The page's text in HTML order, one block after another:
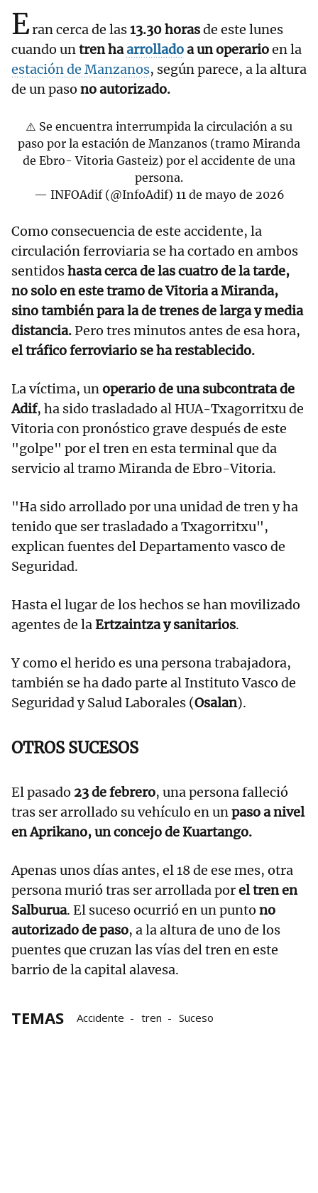
Eran cerca de las13.30 horasde este lunes
cuando untren haarrolladoa un operarioen la
estación de Manzanos, según parece, a la altura
de un paso no autorizado.
⚠️ Se encuentra interrumpida la circulación a su
paso por la estación de Manzanos (tramo Miranda
de Ebro- Vitoria Gasteiz) por el accidente de una
persona.
— INFOAdif (@InfoAdif) 11 de mayo de 2026
Como consecuencia de este accidente, la
circulación ferroviaria se ha cortado en ambos
sentidoshasta cerca de las cuatro de la tarde,
no solo en este tramo de Vitoria a Miranda,
sino también para la de trenes de larga y media
distancia.Pero tres minutos antes de esa hora,
el tráfico ferroviario se ha restablecido.
La víctima, unoperario de una subcontrata de
Adif, ha sido trasladado al HUA-Txagorritxu de
Vitoria con pronóstico grave después de este
"golpe" por el tren en esta terminal que da
servicio al tramo Miranda de Ebro-Vitoria.
"Ha sido arrollado por una unidad de tren y ha
tenido que ser trasladado a Txagorritxu",
explican fuentes del Departamento vasco de
Seguridad.
Hasta el lugar de los hechos se han movilizado
agentes de laErtzaintza y sanitarios.
Y como el herido es una persona trabajadora,
también se ha dado parte al Instituto Vasco de
Seguridad y Salud Laborales (Osalan).
OTROS SUCESOS
El pasado 23 de febrero, una persona falleció
tras ser arrollado su vehículo en unpaso a nivel
en Aprikano, un concejo de Kuartango.
Apenas unos días antes, el 18 de ese mes, otra
persona murió tras ser arrollada porel tren en
Salburua. El suceso ocurrió en un punto no
autorizado de paso, a la altura de uno de los
puentes que cruzan las vías del tren en este
barrio de la capital alavesa.
TEMAS Accidente tren Suceso